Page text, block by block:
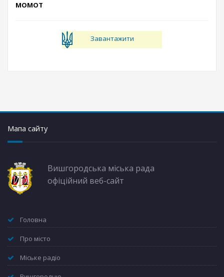
МОМОТ
Завантажити
Мапа сайту
Вишгородська міська рада
офіційний веб-сайт
Головна
Про місто
Міське радіо